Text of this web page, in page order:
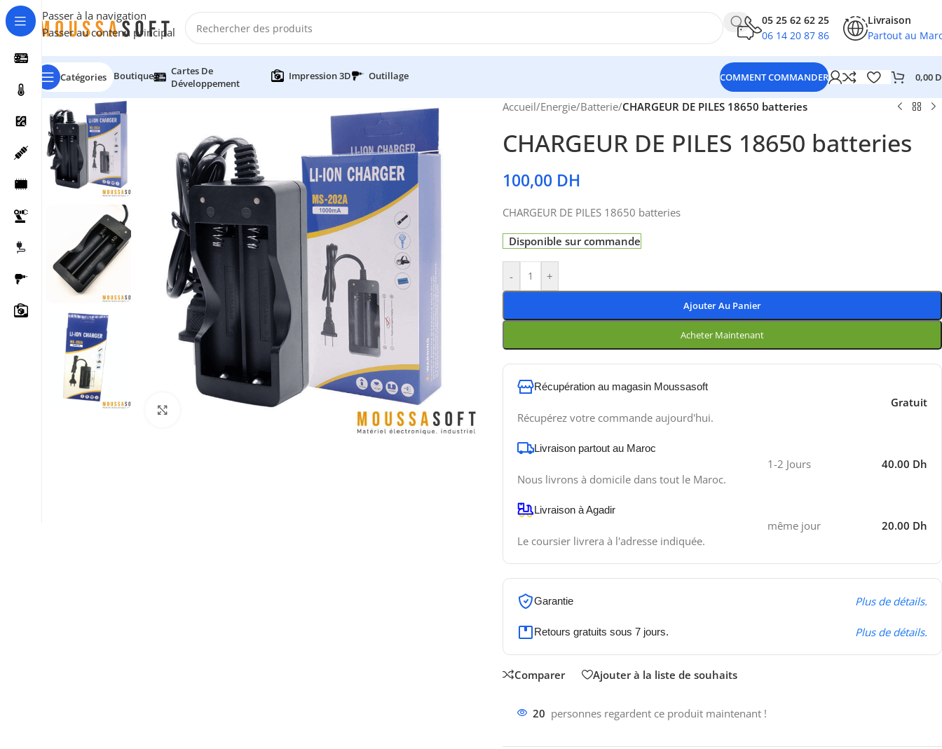
Passer à la navigation
Passer au contenu principal
05 25 62 62 25
05 25 62 62 25
06 14 20 87 86
Livraison
Partout au
Catégories Boutique
Cartes De
Développement
Impression 3D Outillage COMMENT COMMANDER 0,00
Cliquez pour agrandir
Accueil/Energie/Batterie/CHARGEUR DE PILES 18650 batteries
CHARGEUR DE PILES 18650 batteries
100,00 DH
CHARGEUR DE PILES 18650 batteries
Disponible sur commande
- +
Ajouter Au Panier
Acheter Maintenant
Récupération au magasin Moussasoft
Récupérez votre commande aujourd'hui.
Gratuit
Livraison partout au Maroc
Nous livrons à domicile dans tout le Maroc.
1-2 Jours 40.00 Dh
Livraison à Agadir
Le coursier livrera à l'adresse indiquée.
même jour 20.00 Dh
Garantie Plus de détails.
Retours gratuits sous 7 jours. Plus de détails.
Comparer Ajouter à la liste de souhaits
20 personnes regardent ce produit maintenant !